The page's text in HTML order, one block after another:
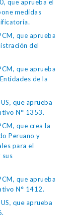
que aprueba el
medidas
que aprueba
del
que aprueba
de la
que aprueba
N° 1353.
que crea la
Peruano y
para el
que aprueba
N° 1412.
que aprueba